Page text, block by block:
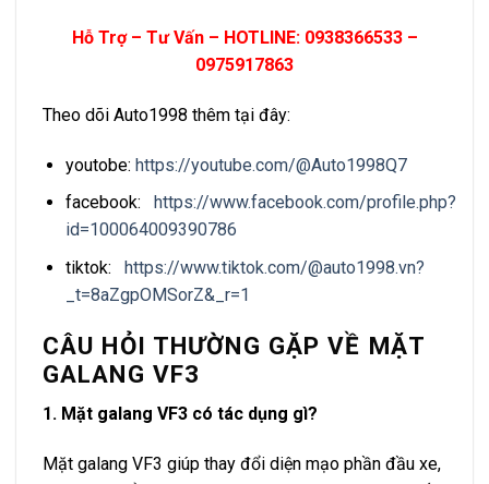
Hỗ Trợ – Tư Vấn – HOTLINE: 0938366533 –
0975917863
Theo dõi Auto1998 thêm tại đây:
youtobe: https://youtube.com/@Auto1998Q7
facebook:
https://www.facebook.com/profile.php?
id=100064009390786
tiktok: https://www.tiktok.com/@auto1998.vn?
_t=8aZgpOMSorZ&_r=1
CÂU HỎI THƯỜNG GẶP VỀ MẶT
GALANG VF3
1. Mặt galang VF3 có tác dụng gì?
Mặt galang VF3 giúp thay đổi diện mạo phần đầu xe,